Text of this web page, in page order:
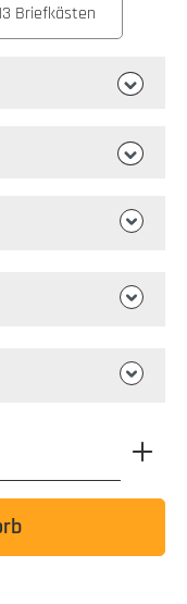
verfügbar.)
Briefkästen
Wert ein oder